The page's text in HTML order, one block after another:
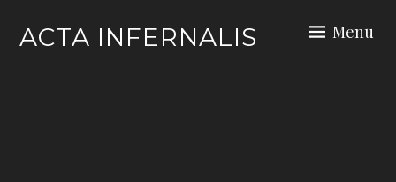
ACTA INFERNALIS Menu